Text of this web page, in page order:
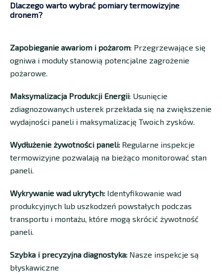
Dlaczego warto wybrać pomiary termowizyjne
dronem?
Zapobieganie awariom i pożarom: Przegrzewające się
ogniwa i moduły stanowią potencjalne zagrożenie
pożarowe.
Maksymalizacja Produkcji Energii: Usunięcie
zdiagnozowanych usterek przekłada się na zwiększenie
wydajności paneli i maksymalizację Twoich zysków.
Wydłużenie żywotności paneli: Regularne inspekcje
termowizyjne pozwalają na bieżąco monitorować stan
paneli.
Wykrywanie wad ukrytych: Identyfikowanie wad
produkcyjnych lub uszkodzeń powstałych podczas
transportu i montażu, które mogą skrócić żywotność
paneli.
Szybka i precyzyjna diagnostyka: Nasze inspekcje są
błyskawiczne